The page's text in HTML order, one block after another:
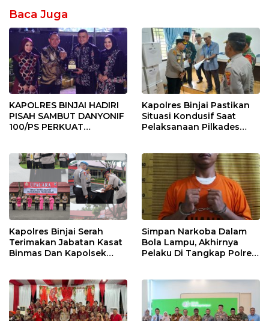
Baca Juga
KAPOLRES BINJAI HADIRI
PISAH SAMBUT DANYONIF
100/PS PERKUAT
Kapolres Binjai Pastikan
Situasi Kondusif Saat
Pelaksanaan Pilkades
Kapolres Binjai Serah
Terimakan Jabatan Kasat
Binmas Dan Kapolsek
Simpan Narkoba Dalam
Bola Lampu, Akhirnya
Pelaku Di Tangkap Polres